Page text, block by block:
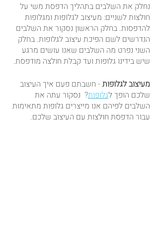
נחלק את השלבים בתהליך הדפסת משי על
חולצות לשניים: מעיצוב לגלופות ומגלופות
להדפסות. בחלק הראשון נסקור את השלבים
הנדרשים לשם הפיכת עיצוב לגלופות. בחלק
השני נפרט מה השלבים שאנו עושים מרגע
שיש בידינו גלופות ועד קבלת חולצה מודפסת.
מעיצוב לגלופות - חשבתם פעם איך העיצוב
שלכם הופך לגלופות?  נסקור עתה את
השלבים לפיהם אנו מייצרים גלופות מתאימות
עבור הדפסת חולצות עם העיצוב שלכם.